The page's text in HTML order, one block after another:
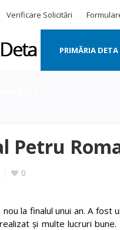
Verificare Solicitări
PRIMĂRIA DETA
Petru
0
la finalul unui an. A
și multe lucruri